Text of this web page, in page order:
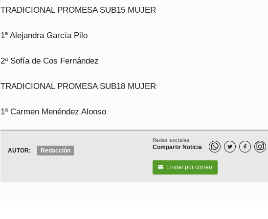
TRADICIONAL PROMESA SUB15 MUJER
1ª Alejandra García Pilo
2ª Sofía de Cos Fernández
TRADICIONAL PROMESA SUB18 MUJER
1ª Carmen Menéndez Alonso
Redes sociales
Compartir Noticia  
✉ Enviar por correo
AUTOR: Redacción